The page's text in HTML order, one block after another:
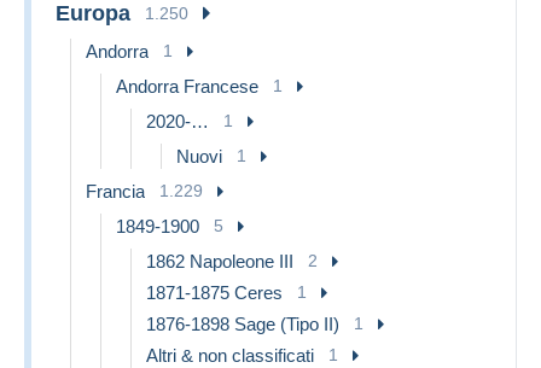
Europa 1.250
Andorra 1
Andorra Francese 1
2020-… 1
Nuovi 1
Francia 1.229
1849-1900 5
1862 Napoleone III 2
1871-1875 Ceres 1
1876-1898 Sage (Tipo II) 1
Altri & non classificati 1